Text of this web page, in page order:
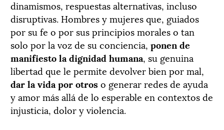
dinamismos, respuestas alternativas, incluso
disruptivas. Hombres y mujeres que, guiados
por su fe o por sus principios morales o tan
solo por la voz de su conciencia, ponen de
manifiesto la dignidad humana, su genuina
libertad que le permite devolver bien por mal,
dar la vida por otroso generar redes de ayuda
y amor más allá de lo esperable en contextos de
injusticia, dolor y violencia.